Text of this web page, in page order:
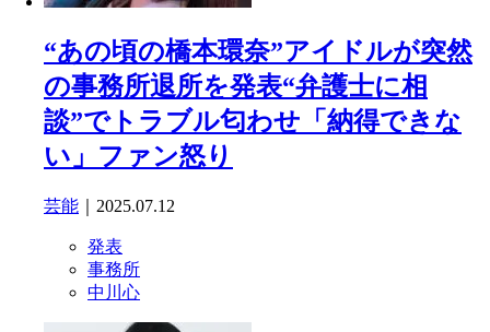
“あの頃の橋本環奈”アイドルが突然
の事務所退所を発表“弁護士に相
談”でトラブル匂わせ「納得できな
い」ファン怒り
芸能 ｜2025.07.12
発表
事務所
中川心